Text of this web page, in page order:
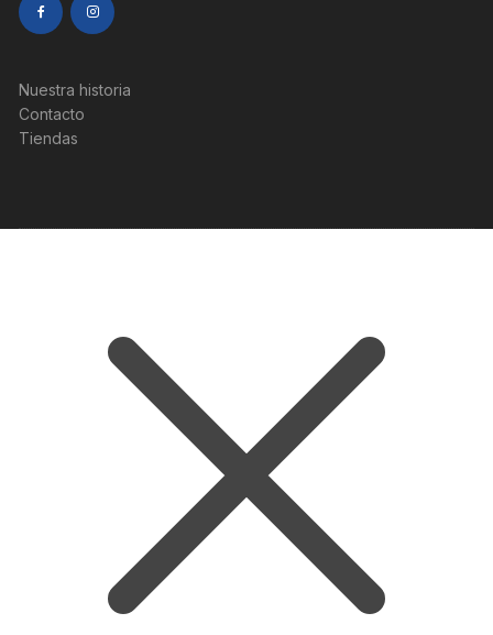
Nuestra historia
Contacto
Tiendas